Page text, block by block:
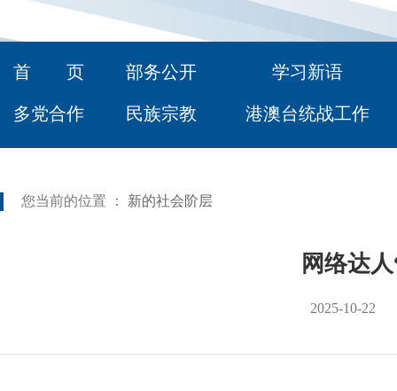
首 页 部务公开 学习新语
多党合作 民族宗教 港澳台统战工作
您当前的位置 ： 新的社会阶层
网络达
2025-10-22